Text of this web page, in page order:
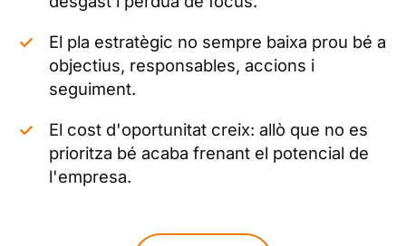
El pla estratègic no sempre baixa prou bé a
objectius, responsables, accions i
seguiment.
El cost d'oportunitat creix: allò que no es
prioritza bé acaba frenant el potencial de
l'empresa.